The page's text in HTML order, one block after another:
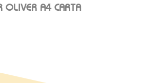
OLIVER A4 CARTA